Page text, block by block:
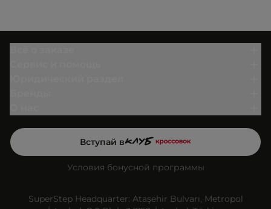
Вступай в
Условия бонусной программы
SuperStep Headquarter: Ataşehir Bulvarı, Metropol